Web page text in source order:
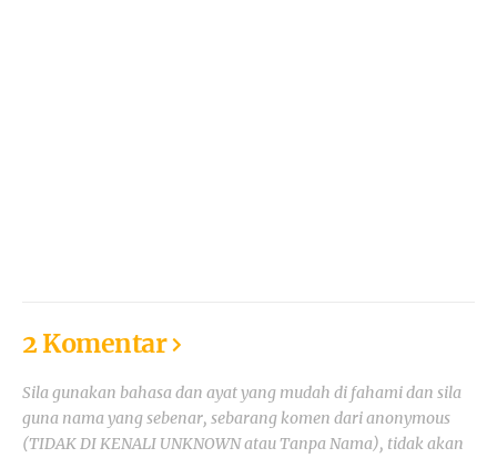
2 Komentar
Sila gunakan bahasa dan ayat yang mudah di fahami dan sila
guna nama yang sebenar, sebarang komen dari anonymous
(TIDAK DI KENALI UNKNOWN atau Tanpa Nama), tidak akan